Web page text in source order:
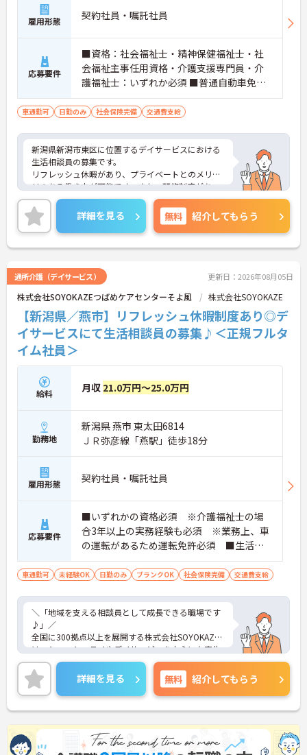
雇用形態 契約社員・嘱託社員
応募要件
■資格：社会福祉士・精神保健福祉士・社
会福祉主事任用資格・介護支援専門員・介
護福祉士：いずれか必須 ■普通自動車免
許：必須 ■経験：必須 介護福祉士：3年以
上の介護業務経験が必要です。 ※業務上、
は必須
車通勤可 日勤のみ 社会保険完備 交通費支給
新潟県新潟市東区に位置するデイサービスにおける
生活相談員の募集です。
リフレッシュ休暇があり、プライベートとのメリハ
リのある働き方が可能です。また、研修制度があ
り、働きながらスキルアップが目指せる環境です。
ご興味のある方には、面接対策ポイントなど、さら
に詳細をご案内しますのでお気軽にご相談くださ
い！
詳細を見る 無料 紹介してもらう
通所介護（デイサービス） 更新日：2026年08月05日
株式会社SOYOKAZEつばめケアセンターそよ風 株式会社SOYOKAZE
【新潟県／燕市】リフレッシュ休暇制度あり◎デ
イサービスにて生活相談員の募集♪＜正規フルタ
イム社員＞
給料 月収 21.0万円～25.0万円
勤務地
新潟県 燕市 東太田6814
ＪＲ弥彦線「燕駅」徒歩18分
雇用形態 契約社員・嘱託社員
応募要件
■いずれかの資格必須 ※介護福祉士の場
合3年以上の実務経験も必須 ※業務上、車
の運転があるため運転免許必須 ■生活相
談員の経験あれば尚可 ■未経験・ブラン
ク可
車通勤可 未経験OK 日勤のみ ブランクOK 社会保険完備 交通費支給
＼「地域を支える相談員として成長できる職場です
♪」／
全国に300拠点以上を展開する株式会社SOYOKAZE
は、ショートステイやデイサービスを中心に在宅生
活を支えるサービスを幅広く提供しています。ご利
用者様やご家族の意向を大切にしながら、相談業務
と現場支援がしっかり連動する体制を整えているの
が特徴です。医療機関や地域資源とも連携し、地域
での生活を続けるためのサポートに一貫して関われ
る点も魅力。未経験からでも段階的に成長できる環
境が整っているので、これから相談員にチャレンジ
したい方にも安心の職場です。
詳細を見る 無料 紹介してもらう